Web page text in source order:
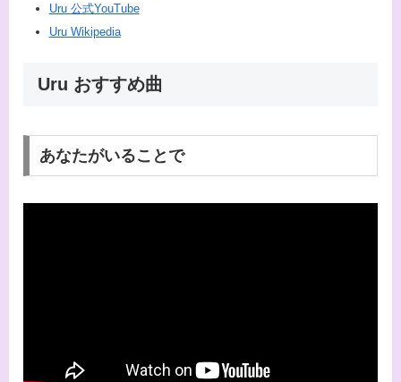
Uru 公式YouTube
Uru Wikipedia
Uru おすすめ曲
あなたがいることで